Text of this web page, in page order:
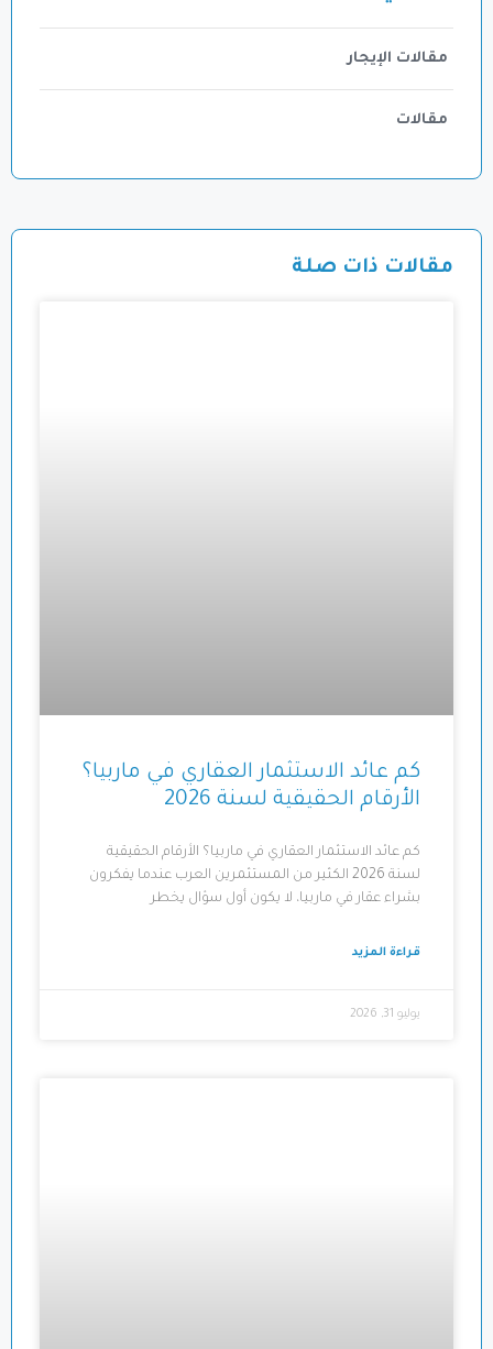
مقالات الإيجار
مقالات
مقالات ذات صلة
كم عائد الاستثمار العقاري في ماربيا؟
الأرقام الحقيقية لسنة 2026
كم عائد الاستثمار العقاري في ماربيا؟ الأرقام الحقيقية
لسنة 2026 الكثير من المستثمرين العرب عندما يفكرون
بشراء عقار في ماربيا، لا يكون أول سؤال يخطر
قراءة المزيد
يوليو 31, 2026